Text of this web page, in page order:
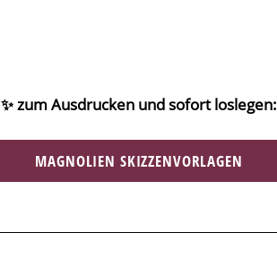
✨ zum Ausdrucken und sofort loslegen:
MAGNOLIEN SKIZZENVORLAGEN